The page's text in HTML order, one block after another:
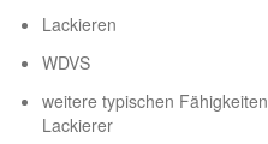
Lackieren
WDVS
weitere typischen
Lackierer